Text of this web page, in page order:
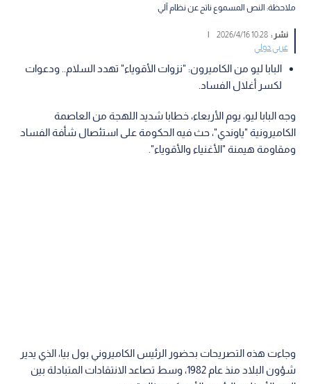
ملاحظة: النص المسموع ناتج عن نظام آلي
نشر :10:28 2026/4/16
|
عربي دولي
البابا ليو من الكاميرون: "نزوات الأقوياء" تهدد السلام.. ودعوات
لكسر أغلال الفساد.
وجه البابا ليو، يوم الأربعاء، خطابا شديد اللهجة من العاصمة
الكاميرونية "ياوندي"، حث فيه الحكومة على استئصال شأفة الفساد
ومقاومة هيمنة "الأغنياء والأقوياء".
وجاءت هذه التصريحات بحضور الرئيس الكاميروني بول بيا، الذي يدير
شؤون البلاد منذ عام 1982، وسط تصاعد الانتقادات المتبادلة بين